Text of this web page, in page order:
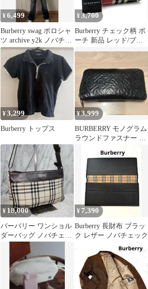
¥6,499
Burberry swag ポロシャ
ツ archive y2k ノバチェ
ック
¥ 3,700
Burberry チェック柄 ポ
ーチ 新品 レッド/ブラ
ック
¥3,299
Burberry トップス
¥3,999
BURBERRY モノグラム
ラウンドファスナー 長
¥ 18,000
バーバリー ワンショル
ダーバッグ ノバチェッ
ク キャンバス
¥ 7,390
Burberry 長財布 ブラッ
ク レザー ノバチェック